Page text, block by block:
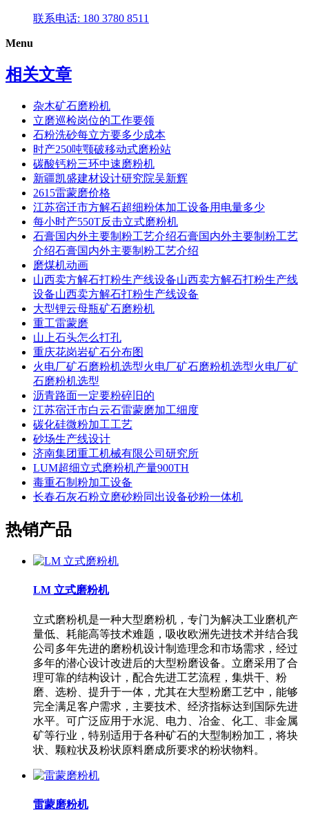
联系电话: 180 3780 8511
Menu
相关文章
杂木矿石磨粉机
立磨巡检岗位的工作要领
石粉洗砂每立方要多少成本
时产250吨颚破移动式磨粉站
碳酸钙粉三环中速磨粉机
新疆凯盛建材设计研究院吴新辉
2615雷蒙磨价格
江苏宿迁市方解石超细粉体加工设备用电量多少
每小时产550T反击立式磨粉机
石膏国内外主要制粉工艺介绍石膏国内外主要制粉工艺
介绍石膏国内外主要制粉工艺介绍
磨煤机动画
山西卖方解石打粉生产线设备山西卖方解石打粉生产线
设备山西卖方解石打粉生产线设备
大型锂云母瓶矿石磨粉机
重工雷蒙磨
山上石头怎么打孔
重庆花岗岩矿石分布图
火电厂矿石磨粉机选型火电厂矿石磨粉机选型火电厂矿
石磨粉机选型
沥青路面一定要粉碎旧的
江苏宿迁市白云石雷蒙磨加工细度
碳化硅微粉加工工艺
砂场生产线设计
济南集团重工机械有限公司研究所
LUM超细立式磨粉机产量900TH
毒重石制粉加工设备
长春石灰石粉立磨砂粉同出设备砂粉一体机
热销产品
LM 立式磨粉机
立式磨粉机是一种大型磨粉机，专门为解决工业磨机产
量低、耗能高等技术难题，吸收欧洲先进技术并结合我
公司多年先进的磨粉机设计制造理念和市场需求，经过
多年的潜心设计改进后的大型粉磨设备。立磨采用了合
理可靠的结构设计，配合先进工艺流程，集烘干、粉
磨、选粉、提升于一体，尤其在大型粉磨工艺中，能够
完全满足客户需求，主要技术、经济指标达到国际先进
水平。可广泛应用于水泥、电力、冶金、化工、非金属
矿等行业，特别适用于各种矿石的大型制粉加工，将块
状、颗粒状及粉状原料磨成所要求的粉状物料。
雷蒙磨粉机